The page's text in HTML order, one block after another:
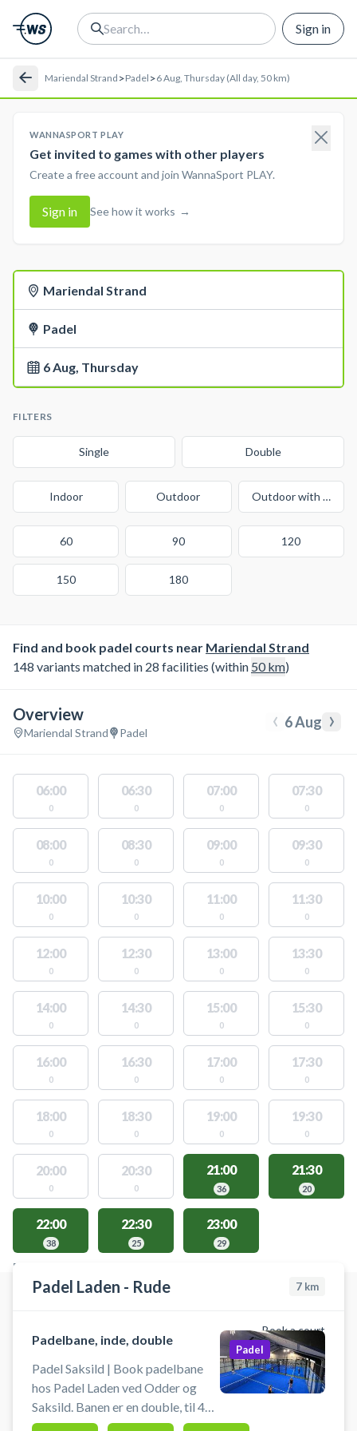
Sign in
Mariendal Strand >Padel >6 Aug, Thursday (All day, 50 km)
WANNASPORT PLAY
Get invited to games with other players
Create a free account and join WannaSport PLAY.
Sign in See how it works →
Mariendal Strand
Padel
6 Aug, Thursday
FILTERS
Single Double
Indoor Outdoor Outdoor with cover
60 90 120
150 180
Find and book padel courts near Mariendal Strand
148 variants matched in 28 facilities (within 50km)
Overview
Mariendal Strand Padel ‹ 6 Aug ›
06:00
0
06:30
0
07:00
0
07:30
0
08:00
0
08:30
0
09:00
0
09:30
0
10:00
0
10:30
0
11:00
0
11:30
0
12:00
0
12:30
0
13:00
0
13:30
0
14:00
0
14:30
0
15:00
0
15:30
0
16:00
0
16:30
0
17:00
0
17:30
0
18:00
0
18:30
0
19:00
0
19:30
0
20:00
0
20:30
0
21:00
36
21:30
20
22:00
38
22:30
25
23:00
29
FACILITIES WITH AVAILABLE ACTIVITIES
Padel Laden - Rude 7 km
Book a court
Padelbane, inde, double
Padel Saksild | Book padelbane
hos Padel Laden ved Odder og
Saksild. Banen er en double, til 4
pers. i 60 min. Book en padelbane
Padel